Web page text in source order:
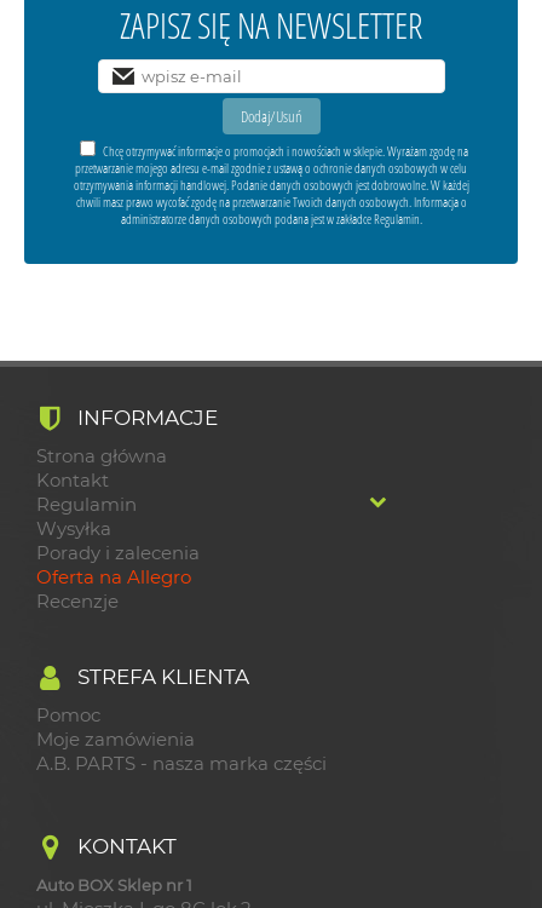
ZAPISZ SIĘ NA NEWSLETTER
Chcę otrzymywać informacje o promocjach i nowościach w sklepie. Wyrażam zgodę na
przetwarzanie mojego adresu e-mail zgodnie z ustawą o ochronie danych osobowych w celu
otrzymywania informacji handlowej. Podanie danych osobowych jest dobrowolne. W każdej
chwili masz prawo wycofać zgodę na przetwarzanie Twoich danych osobowych. Informacja o
administratorze danych osobowych podana jest w zakładce Regulamin.
INFORMACJE
Strona główna
Kontakt
Regulamin
Wysyłka
Porady i zalecenia
Oferta na Allegro
Recenzje
STREFA KLIENTA
Pomoc
Moje zamówienia
A.B. PARTS - nasza marka części
KONTAKT
Auto BOX Sklep nr 1